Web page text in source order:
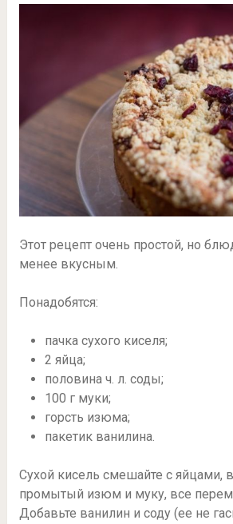
Этот рецепт очень простой, но
менее вкусным.
Понадобятся:
пачка сухого киселя;
2 яйца;
половина ч. л. соды;
100 г муки;
горсть изюма;
пакетик ванилина.
Сухой кисель смешайте с яйцами,
промытый изюм и муку, все
Добавьте ванилин и соду (ее не